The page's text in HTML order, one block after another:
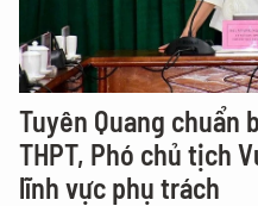
Tuyên Quang
THPT, Phó chủ tịch
lĩnh vực phụ trách